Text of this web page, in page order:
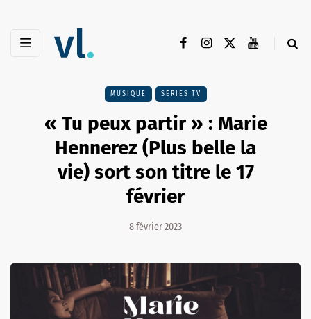
MUSIQUE SÉRIES TV
« Tu peux partir » : Marie
Hennerez (Plus belle la
vie) sort son titre le 17
février
8 février 2023